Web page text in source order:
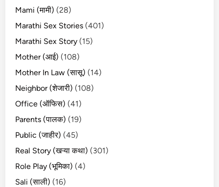
Mami (मामी) (28)
Marathi Sex Stories (401)
Marathi Sex Story (15)
Mother (आई) (108)
Mother In Law (सासू) (14)
Neighbor (शेजारी) (108)
Office (ऑफिस) (41)
Parents (पालक) (19)
Public (जाहीर) (45)
Real Story (खऱ्या कथा) (301)
Role Play (भूमिका) (4)
Sali (साली) (16)